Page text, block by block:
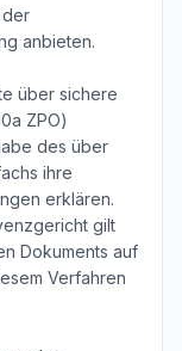
der
anbieten.
über sichere
ZPO)
des über
ihre
erklären.
gilt
Dokuments auf
Verfahren